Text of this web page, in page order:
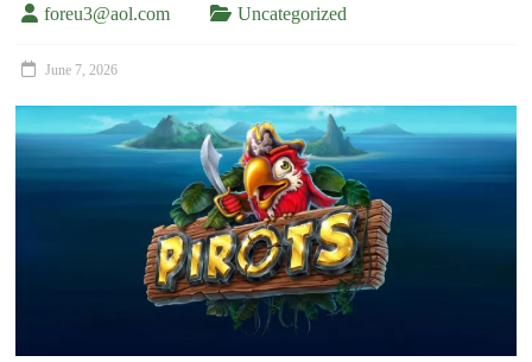
foreu3@aol.com Uncategorized
June 7, 2026